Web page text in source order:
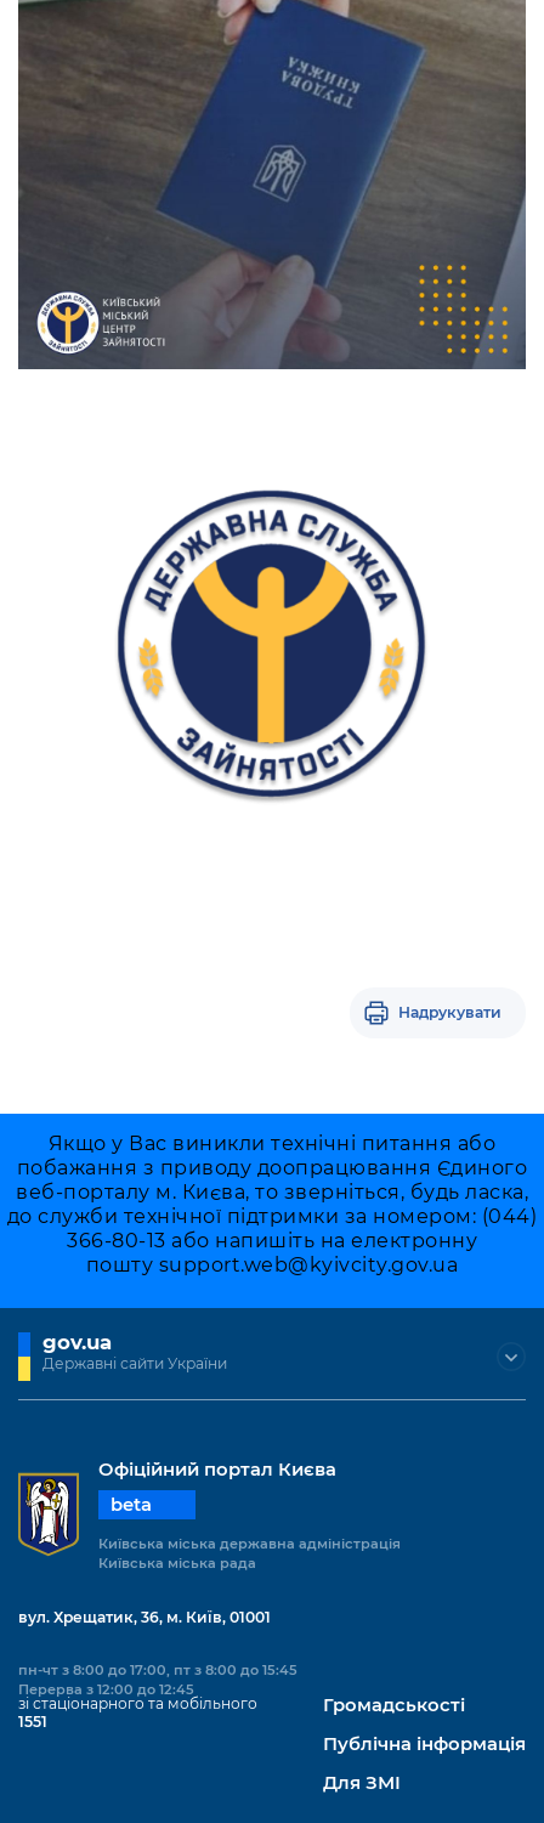
Надрукувати
Якщо у Вас виникли технічні питання або
побажання з приводу доопрацювання Єдиного
веб-порталу м. Києва, то зверніться, будь ласка,
до служби технічної підтримки за номером: (044)
366-80-13 або напишіть на електронну
пошту support.web@kyivcity.gov.ua
gov.ua
Державні сайти України
Офіційний портал Києва
beta
Київська міська державна адміністрація
Київська міська рада
вул. Хрещатик, 36, м. Київ, 01001
пн-чт з 8:00 до 17:00, пт з 8:00 до 15:45
Перерва з 12:00 до 12:45
зі стаціонарного та мобільного
1551
Громадськості
Публічна інформація
Для ЗМІ